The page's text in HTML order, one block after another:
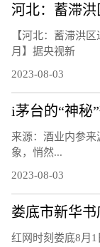
【河北：蓄滞洪
月】据央视新
2023-08-03
i茅台的“神秘
来源：酒业内参来
象，悄然...
2023-08-03
红网时刻娄底8月